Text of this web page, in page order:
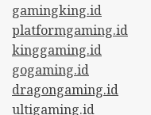
gamingking.id
platformgaming.id
kinggaming.id
gogaming.id
dragongaming.id
ultigaming.id